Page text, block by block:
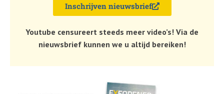
Inschrijven nieuwsbrief
Youtube censureert steeds meer video’s! Via de
nieuwsbrief kunnen we u altijd bereiken!